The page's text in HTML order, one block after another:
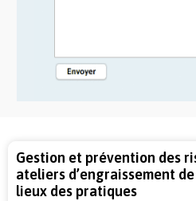
Gestion et prévention des
ateliers d’engraissement
lieux des pratiques